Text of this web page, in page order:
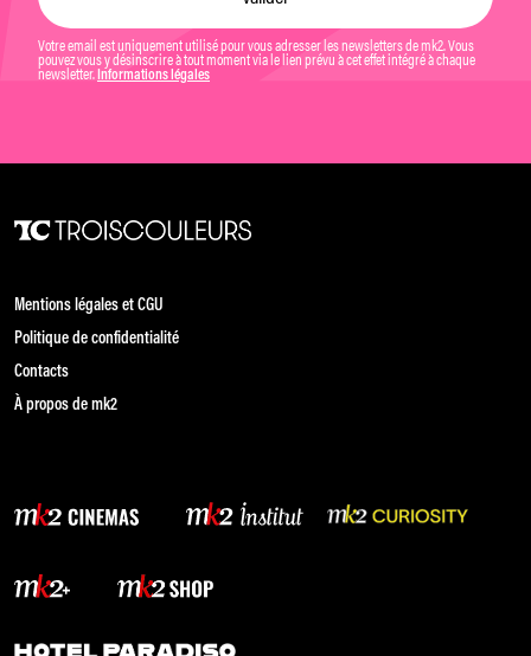
Votre email est uniquement utilisé pour vous adresser les newsletters de mk2. Vous
pouvez vous y désinscrire à tout moment via le lien prévu à cet effet intégré à chaque
newsletter. Informations légales
Mentions légales et CGU
Politique de confidentialité
Contacts
À propos de mk2